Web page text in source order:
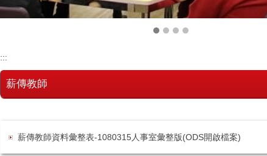
:::
薪傳教師
薪傳教師資料彙整表-1080315人事室彙整版(ODS開啟檔案)